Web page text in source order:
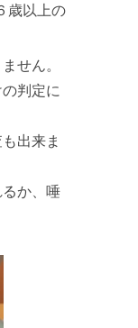
歳以上の
せん。
判定に
出来ま
るか、唾